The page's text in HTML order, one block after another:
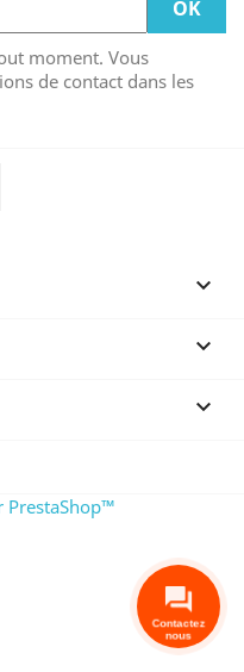
moment. Vous
de contact dans les



nous
PrestaShop™